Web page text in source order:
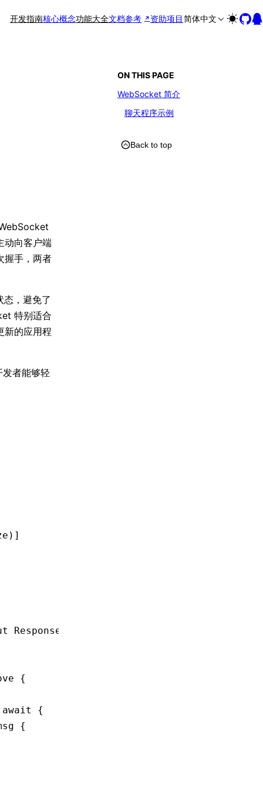
开发指南核心概念功能大全文档参考 资助项目简体中文
动向客户端
握手，两者
，避免了
特别适合
新的应用程
者能够轻
)]
Response
{
{
{
ON THIS PAGE
WebSocket 简介
聊天程序示例
Back to top